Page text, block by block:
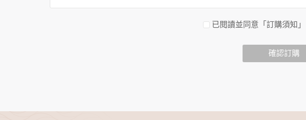
為了在本網站提供您最佳的互動性服務，可能會請您提供相關個人的資
於一般瀏覽時，伺服器會自行記錄相關行徑，包括您使用連線設備的
當客戶在本網站註冊時，我們會取得您的姓名、電話、住址、身份證
已閱讀並同意「訂購須知
確認訂購